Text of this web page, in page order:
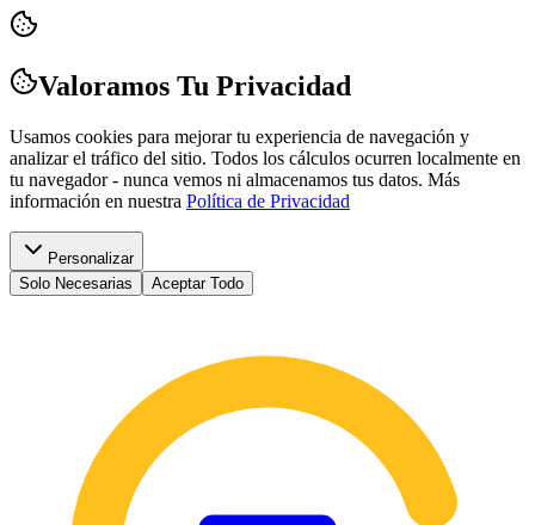
Valoramos Tu Privacidad
Usamos cookies para mejorar tu experiencia de navegación y
analizar el tráfico del sitio. Todos los cálculos ocurren localmente en
tu navegador - nunca vemos ni almacenamos tus datos. Más
información en nuestra Política de Privacidad
Personalizar
Solo Necesarias
Aceptar Todo